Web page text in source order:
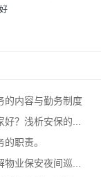
的内容与勤务制度
？浅析安保的...
职责。
业保安夜间巡...